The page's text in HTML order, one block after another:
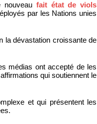
nouveau fait état de viols
par les Nations unies
la dévastation croissante de
médias ont accepté de les
qui soutiennent le
et qui présentent les